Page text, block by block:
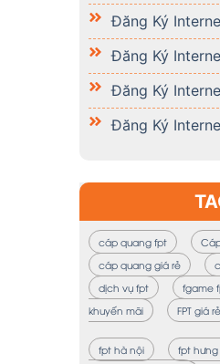
Đăng Ký
Đăng Ký
Đăng Ký
Đăng Ký
cáp quang fpt
cáp quang giá rẻ
dịch vụ fpt
fgame
khuyến mãi
FPT giá rẻ
fpt hà nội fpt hưng